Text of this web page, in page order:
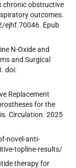
chronic obstructive
outcomes.
ejhf.70046. Epub
N-Oxide and
and Surgical
doi:
Replacement
for the
Circulation. 2025
novel-anti-
topline-results/
therapy for